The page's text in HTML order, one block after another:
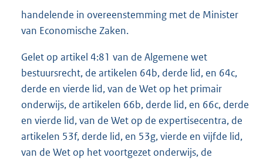
handelende in overeenstemming met de Minister
van Economische Zaken.
Gelet op artikel 4:81 van de Algemene wet
bestuursrecht, de artikelen 64b, derde lid, en 64c,
derde en vierde lid, van de Wet op het primair
onderwijs, de artikelen 66b, derde lid, en 66c, derde
en vierde lid, van de Wet op de expertisecentra, de
artikelen 53f, derde lid, en 53g, vierde en vijfde lid,
van de Wet op het voortgezet onderwijs, de